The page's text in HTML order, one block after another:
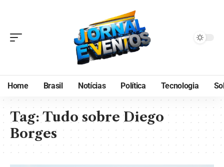
Home Brasil Notícias Política Tecnologia
Tag:Tudo sobre Diego
Borges